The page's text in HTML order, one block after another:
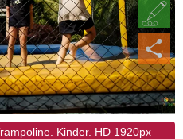
Kinder. HD 1920px